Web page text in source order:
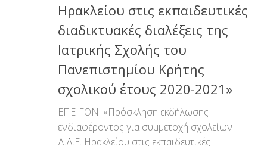
Ηρακλείου στις εκπαιδευτικές
διαδικτυακές διαλέξεις της
Ιατρικής Σχολής του
Πανεπιστημίου Κρήτης
σχολικού έτους 2020-2021»
ΕΠΕΙΓΟΝ: «Πρόσκληση εκδήλωσης
ενδιαφέροντος για συμμετοχή σχολείων
Δ.Δ.Ε. Ηρακλείου στις εκπαιδευτικές